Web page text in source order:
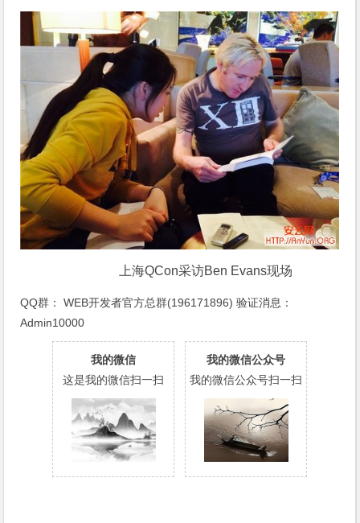
上海QCon采访Ben Evans现场
QQ群：WEB开发者官方总群(196171896) 验证消息：
Admin10000
我的微信
这是我的微信扫一扫
我的微信公众号
我的微信公众号扫一扫